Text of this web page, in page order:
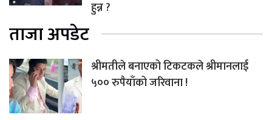
हुन्न ?
ताजा अपडेट
श्रीमतीले बनाएको टिकटकले श्रीमानलाई
५०० रुपैयाँको जरिवाना !